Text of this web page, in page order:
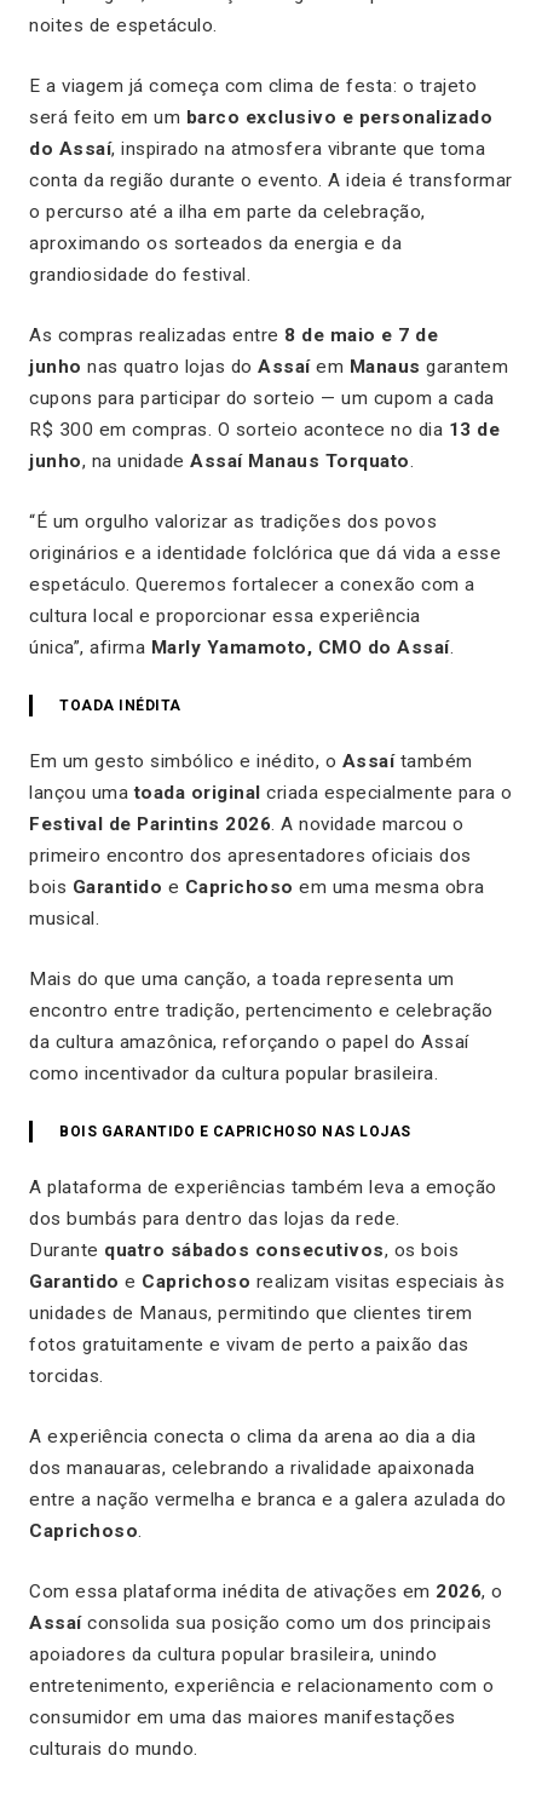
noites de espetáculo.
E a viagem já começa com clima de festa: o trajeto
será feito em um barco exclusivo e personalizado
do Assaí, inspirado na atmosfera vibrante que toma
conta da região durante o evento. A ideia é transformar
o percurso até a ilha em parte da celebração,
aproximando os sorteados da energia e da
grandiosidade do festival.
As compras realizadas entre 8 de maio e 7 de
junho nas quatro lojas do Assaíem Manaus garantem
cupons para participar do sorteio — um cupom a cada
R$ 300 em compras. O sorteio acontece no dia 13 de
junho, na unidade Assaí Manaus Torquato
“É um orgulho valorizar as tradições dos povos
originários e a identidade folclórica que dá vida a esse
espetáculo. Queremos fortalecer a conexão com a
cultura local e proporcionar essa experiência
única”, afirma Marly Yamamoto, CMO do Assaí.
TOADA INÉDITA
Em um gesto simbólico e inédito, o Assaítambém
lançou umatoada original criada especialmente para o
Festival de Parintins 2026 . A novidade marcou o
primeiro encontro dos apresentadores oficiais dos
bois Garantido e Caprichoso em uma mesma obra
musical.
Mais do que uma canção, a toada representa um
encontro entre tradição, pertencimento e celebração
da cultura amazônica, reforçando o papel do Assaí
como incentivador da cultura popular brasileira.
BOIS GARANTIDO E CAPRICHOSO NAS LOJAS
A plataforma de experiências também leva a emoção
dos bumbás para dentro das lojas da rede.
Durante quatro sábados consecutivos, os bois
Garantido e Caprichoso realizam visitas especiais às
unidades de Manaus, permitindo que clientes tirem
fotos gratuitamente e vivam de perto a paixão das
torcidas.
A experiência conecta o clima da arena ao dia a dia
dos manauaras, celebrando a rivalidade apaixonada
entre a nação vermelha e branca e a galera azulada do
Caprichoso
Com essa plataforma inédita de ativações em 2026, o
Assaíconsolida sua posição como um dos principais
apoiadores da cultura popular brasileira, unindo
entretenimento, experiência e relacionamento com o
consumidor em uma das maiores manifestações
culturais do mundo.